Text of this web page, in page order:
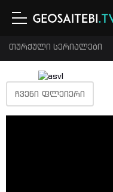
თურქული სერიალები
ᲩᲕᲔᲜᲘ ᲤᲚᲔᲘᲔᲠᲘ